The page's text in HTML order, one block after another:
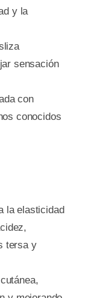
y la
sensación
con
conocidos
la elasticidad
tersa y